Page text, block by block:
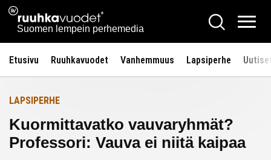
Siirry
sisältöön
Ruuhkavuodet.fi
Suomen lempein perhemedia
Hae
Etusivu Ruuhkavuodet Vanhemmuus Lapsiperhe
Etusivulle
LAPSIPERHE
Kuormittavatko vauvaryhmät?
Professori: Vauva ei niitä kaipaa